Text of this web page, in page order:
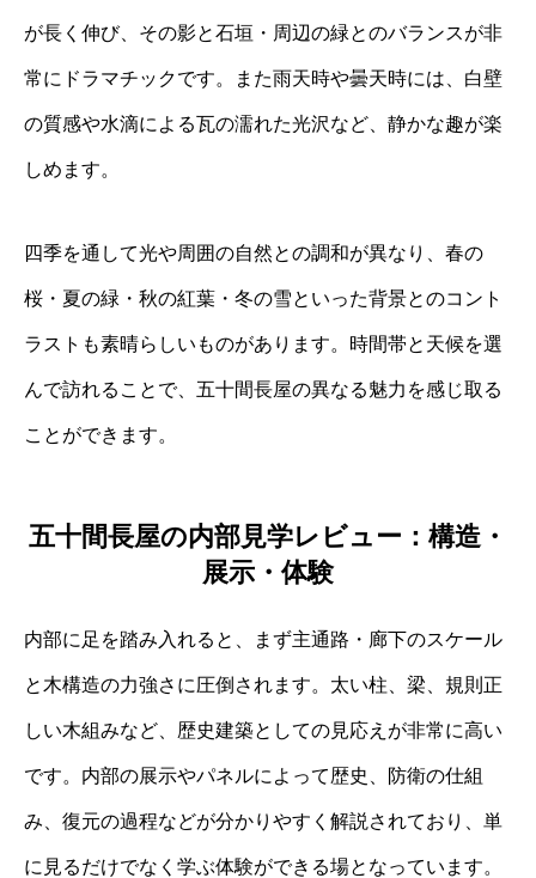
が長く伸び、その影と石垣・周辺の緑とのバランスが非
常にドラマチックです。また雨天時や曇天時には、白壁
の質感や水滴による瓦の濡れた光沢など、静かな趣が楽
しめます。
四季を通して光や周囲の自然との調和が異なり、春の
桜・夏の緑・秋の紅葉・冬の雪といった背景とのコント
ラストも素晴らしいものがあります。時間帯と天候を選
んで訪れることで、五十間長屋の異なる魅力を感じ取る
ことができます。
五十間長屋の内部見学レビュー：構造・
展示・体験
内部に足を踏み入れると、まず主通路・廊下のスケール
と木構造の力強さに圧倒されます。太い柱、梁、規則正
しい木組みなど、歴史建築としての見応えが非常に高い
です。内部の展示やパネルによって歴史、防衛の仕組
み、復元の過程などが分かりやすく解説されており、単
に見るだけでなく学ぶ体験ができる場となっています。